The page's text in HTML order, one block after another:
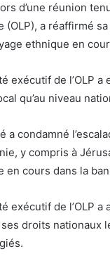
d’une réunion
(OLP), a réaffirmé
ethnique en
exécutif de l’OLP
qu’au niveau
a condamné
y compris à
en cours dans la
exécutif de l’OLP
droits nationaux